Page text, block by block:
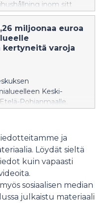
inom sitt
Mellersta
Österbotten,
Päijänne-
Södra Karelen.
fiskare.
miljoonaa euroa
kertyneitä varoja
Keski-
Pohjanmaalle,
kalatalouden
kalastajien
ja
Löydät sieltä
kuin vapaasti
sosiaalisen median
julkaistu materiaali